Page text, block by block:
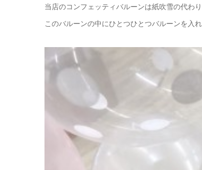
当店のコンフェッティバルーンは紙吹雪の代わ
このバルーンの中にひとつひとつバルーンを入